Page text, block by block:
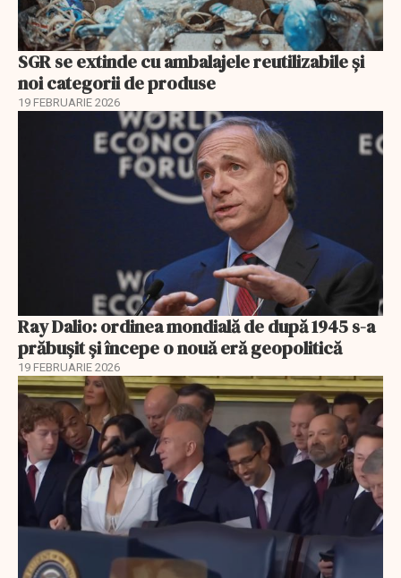
SGR se extinde cu ambalajele reutilizabile și
noi categorii de produse
19 FEBRUARIE 2026
Ray Dalio: ordinea mondială de după 1945 s-a
prăbușit și începe o nouă eră geopolitică
19 FEBRUARIE 2026